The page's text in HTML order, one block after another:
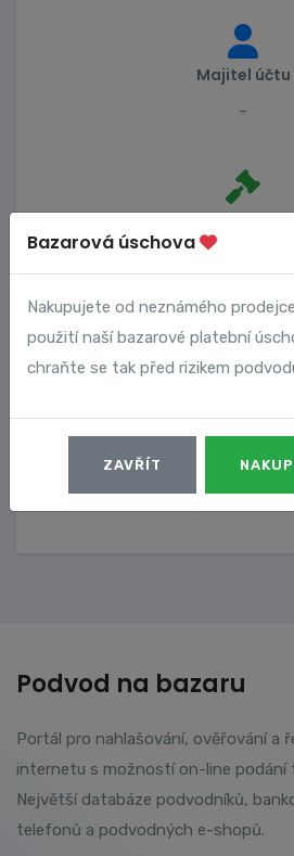
Majitel účtu
-
Vyhledané podvody
Číslo podvodu
3341 30. 01.
Podvod na bazaru
Portál pro nahlašování, ověřování a
internetu s možností on-line podání
Největší databáze podvodníků,
telefonů a podvodných e-shopů.
Bazarová úschova
Nakupujete od neznámého
použití naší bazarové platební
chraňte se tak před rizikem
ZAVŘÍT